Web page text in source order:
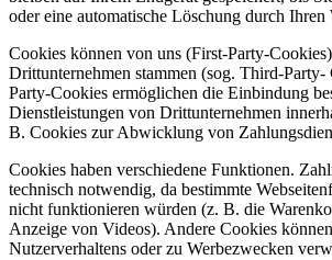
oder eine automatische Löschung durch
Cookies können von uns (First-Party-
Drittunternehmen stammen (sog. Third-
Party-Cookies ermöglichen die Einbindung
Dienstleistungen von Drittunternehmen
B. Cookies zur Abwicklung von
Cookies haben verschiedene Funktionen.
technisch notwendig, da bestimmte
nicht funktionieren würden (z. B. die
Anzeige von Videos). Andere Cookies
Nutzerverhaltens oder zu Werbezwecken